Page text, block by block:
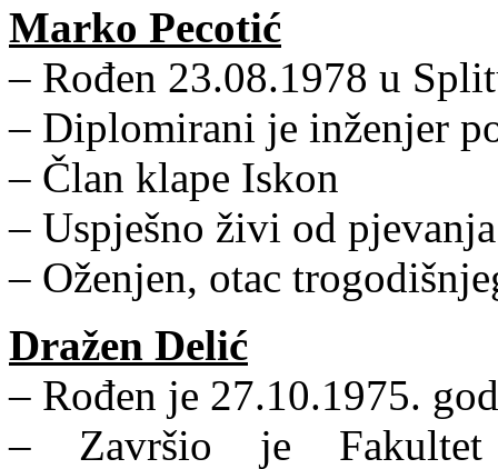
Marko Pecotić
– Rođen 23.08.1978 u
– Diplomirani je inženjer
– Član klape Iskon
– Uspješno živi od
– Oženjen, otac
Dražen Delić
– Rođen je 27.10.1975.
– Završio je Fakultet